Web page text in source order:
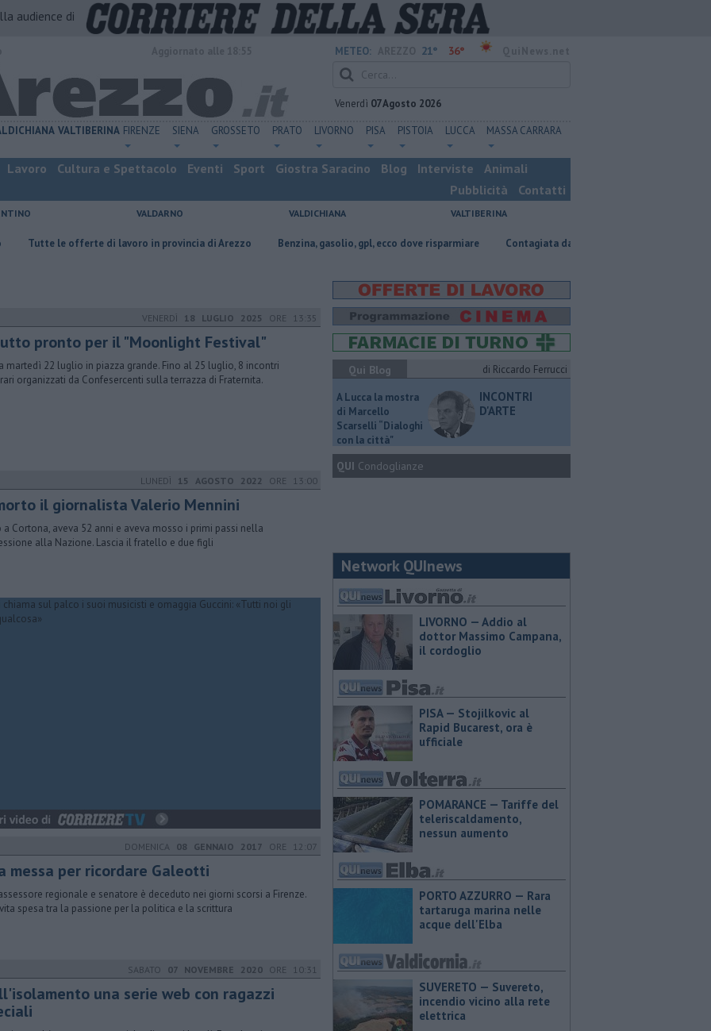
audience di
METEO: 21° 36°
Venerdì 07 Agosto 2026
VALTIBERINA FIRENZE SIENA GROSSETO PRATO LIVORNO PISA PISTOIA LUCCA MASSA CARRARA
Lavoro Cultura e Spettacolo Eventi Sport Giostra Saracino Blog Interviste
Animali
Pubblicità
Contatti
VALDARNO VALDICHIANA VALTIBERINA
le offerte di lavoro in provincia di Arezzo ​Benzina, gasolio, gpl, ecco dove risparmiare Contagiata da legionella, non ce l'ha fatta
VENERDÌ 18 LUGLIO 2025 ORE 13:35
pronto per il "Moonlight Festival"
martedì 22 luglio in piazza grande. Fino al 25 luglio, 8 incontri
organizzati da Confesercenti sulla terrazza di Fraternita.
LUNEDÌ 15 AGOSTO 2022 ORE 13:00
il giornalista Valerio Mennini
a Cortona, aveva 52 anni e aveva mosso i primi passi nella
alla Nazione. Lascia il fratello e due figli
DOMENICA 08 GENNAIO 2017 ORE 12:07
messa per ricordare Galeotti
regionale e senatore è deceduto nei giorni scorsi a Firenze.
spesa tra la passione per la politica e la scrittura
SABATO 07 NOVEMBRE 2020 ORE 10:31
una serie web con ragazzi
Qui Blog di Riccardo Ferrucci
A Lucca la mostra
di Marcello
Scarselli “Dialoghi
con la città"
INCONTRI
D'ARTE
QUI Condoglianze
Network QUInews
LIVORNO — Addio al
dottor Massimo Campana,
il cordoglio
PISA — Stojilkovic al
Rapid Bucarest, ora è
ufficiale
POMARANCE — Tariffe del
teleriscaldamento,
nessun aumento
PORTO AZZURRO — Rara
tartaruga marina nelle
acque dell'Elba
SUVERETO — Suvereto,
incendio vicino alla rete
elettrica